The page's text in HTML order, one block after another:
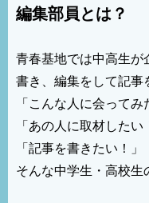
編集部員とは？
青春基地では中高生
書き、編集をして記事
「こんな人に会ってみ
「あの人に取材したい
「記事を書きたい！」
そんな中学生・高校生